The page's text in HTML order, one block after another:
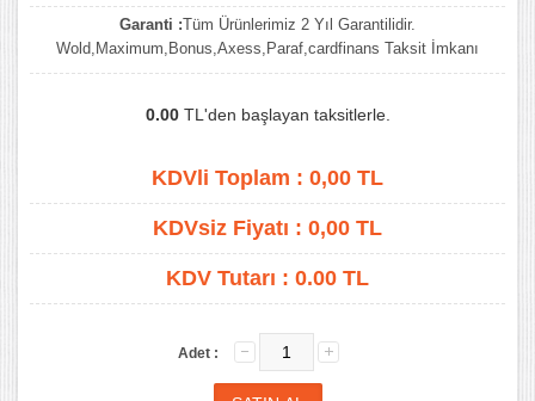
Garanti :Tüm Ürünlerimiz 2 Yıl Garantilidir.
Wold,Maximum,Bonus,Axess,Paraf,cardfinans Taksit İmkanı
0.00TL'den başlayan taksitlerle.
KDVli Toplam : 0,00 TL
KDVsiz Fiyatı : 0,00 TL
KDV Tutarı : 0.00 TL
Adet :